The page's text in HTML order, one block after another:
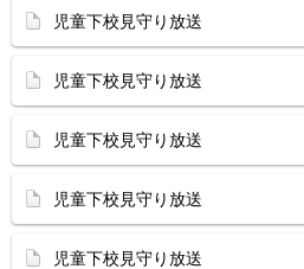
児童下校見守り放送
児童下校見守り放送
児童下校見守り放送
児童下校見守り放送
児童下校見守り放送